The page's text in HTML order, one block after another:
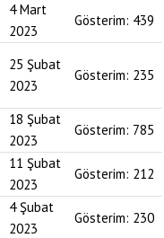
4 Mart
2023
Gösterim: 439
25 Şubat
2023
Gösterim: 235
18 Şubat
2023
Gösterim: 785
11 Şubat
2023
Gösterim: 212
4 Şubat
2023
Gösterim: 230